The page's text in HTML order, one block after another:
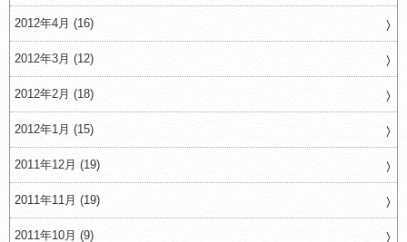
2012年4月 (16)
2012年3月 (12)
2012年2月 (18)
2012年1月 (15)
2011年12月 (19)
2011年11月 (19)
2011年10月 (9)